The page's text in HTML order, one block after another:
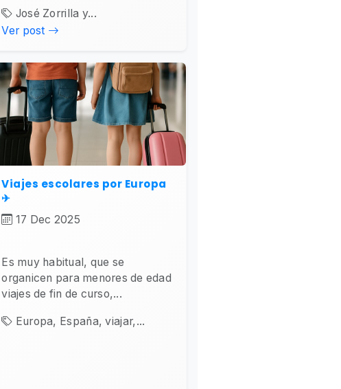
José Zorrilla y...
Ver post
Viajes escolares por Europa
✈
17 Dec 2025
Es muy habitual, que se
organicen para menores de edad
viajes de fin de curso,...
Europa, España, viajar,...